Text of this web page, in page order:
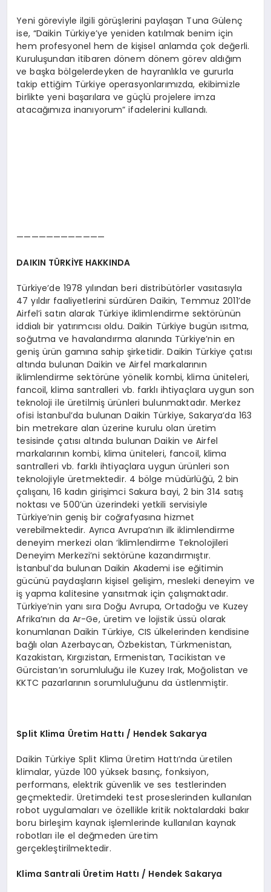
Yeni göreviyle ilgili görüşlerini paylaşan Tuna Gülenç
ise, “Daikin Türkiye’ye yeniden katılmak benim için
hem profesyonel hem de kişisel anlamda çok değerli.
Kuruluşundan itibaren dönem dönem görev aldığım
ve başka bölgelerdeyken de hayranlıkla ve gururla
takip ettiğim Türkiye operasyonlarımızda, ekibimizle
birlikte yeni başarılara ve güçlü projelere imza
atacağımıza inanıyorum” ifadelerini kullandı.
————————————
DAIKIN TÜRKİYE HAKKINDA
Türkiye’de 1978 yılından beri distribütörler vasıtasıyla
47 yıldır faaliyetlerini sürdüren Daikin, Temmuz 2011’de
Airfel’i satın alarak Türkiye iklimlendirme sektörünün
iddialı bir yatırımcısı oldu. Daikin Türkiye bugün ısıtma,
soğutma ve havalandırma alanında Türkiye’nin en
geniş ürün gamına sahip şirketidir. Daikin Türkiye çatısı
altında bulunan Daikin ve Airfel markalarının
iklimlendirme sektörüne yönelik kombi, klima üniteleri,
fancoil, klima santralleri vb. farklı ihtiyaçlara uygun son
teknoloji ile üretilmiş ürünleri bulunmaktadır. Merkez
ofisi İstanbul’da bulunan Daikin Türkiye, Sakarya’da 163
bin metrekare alan üzerine kurulu olan üretim
tesisinde çatısı altında bulunan Daikin ve Airfel
markalarının kombi, klima üniteleri, fancoil, klima
santralleri vb. farklı ihtiyaçlara uygun ürünleri son
teknolojiyle üretmektedir. 4 bölge müdürlüğü, 2 bin
çalışanı, 16 kadın girişimci Sakura bayi, 2 bin 314 satış
noktası ve 500’ün üzerindeki yetkili servisiyle
Türkiye’nin geniş bir coğrafyasına hizmet
verebilmektedir. Ayrıca Avrupa’nın ilk iklimlendirme
deneyim merkezi olan ‘İklimlendirme Teknolojileri
Deneyim Merkezi’ni sektörüne kazandırmıştır.
İstanbul’da bulunan Daikin Akademi ise eğitimin
gücünü paydaşların kişisel gelişim, mesleki deneyim ve
iş yapma kalitesine yansıtmak için çalışmaktadır.
Türkiye’nin yanı sıra Doğu Avrupa, Ortadoğu ve Kuzey
Afrika’nın da Ar-Ge, üretim ve lojistik üssü olarak
konumlanan Daikin Türkiye, CIS ülkelerinden kendisine
bağlı olan Azerbaycan, Özbekistan, Türkmenistan,
Kazakistan, Kırgızistan, Ermenistan, Tacikistan ve
Gürcistan’ın sorumluluğu ile Kuzey Irak, Moğolistan ve
KKTC pazarlarının sorumluluğunu da üstlenmiştir.
Split Klima Üretim Hattı / Hendek Sakarya
Daikin Türkiye Split Klima Üretim Hattı’nda üretilen
klimalar, yüzde 100 yüksek basınç, fonksiyon,
performans, elektrik güvenlik ve ses testlerinden
geçmektedir. Üretimdeki test proseslerinden kullanılan
robot uygulamaları ve özellikle kritik noktalardaki bakır
boru birleşim kaynak işlemlerinde kullanılan kaynak
robotları ile el değmeden üretim
gerçekleştirilmektedir.
Klima Santrali Üretim Hattı / Hendek Sakarya